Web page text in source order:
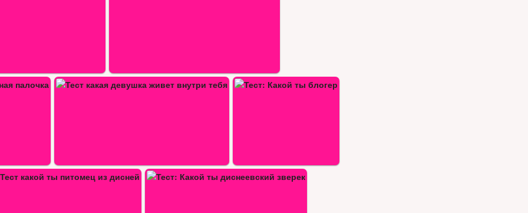
Тест: Какой ты блогер
Какой ты диснеевский…